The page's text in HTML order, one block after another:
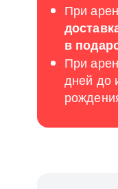
При
дней до
При
в